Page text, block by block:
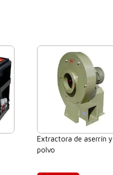
Extractora de aserrín y
polvo